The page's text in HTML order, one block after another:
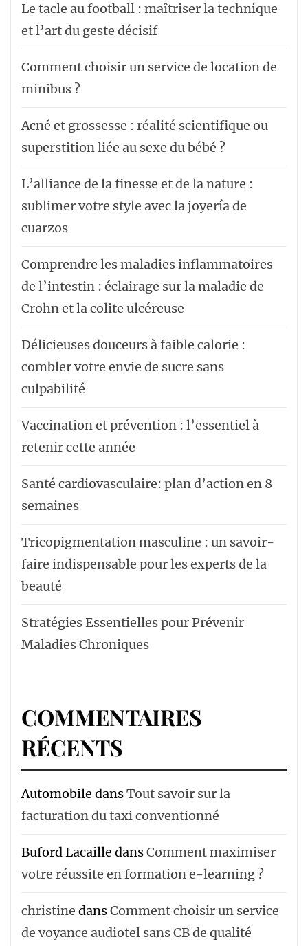
Le tacle au football : maîtriser la technique
et l’art du geste décisif
Comment choisir un service de location de
minibus ?
Acné et grossesse : réalité scientifique ou
superstition liée au sexe du bébé ?
L’alliance de la finesse et de la nature :
sublimer votre style avec la joyería de
cuarzos
Comprendre les maladies inflammatoires
de l’intestin : éclairage sur la maladie de
Crohn et la colite ulcéreuse
Délicieuses douceurs à faible calorie :
combler votre envie de sucre sans
culpabilité
Vaccination et prévention : l’essentiel à
retenir cette année
Santé cardiovasculaire: plan d’action en 8
semaines
Tricopigmentation masculine : un savoir-
faire indispensable pour les experts de la
beauté
Stratégies Essentielles pour Prévenir
Maladies Chroniques
COMMENTAIRES
RÉCENTS
Automobile dansTout savoir sur la
facturation du taxi conventionné
Buford Lacaille dansComment maximiser
votre réussite en formation e-learning ?
christine dansComment choisir un service
de voyance audiotel sans CB de qualité